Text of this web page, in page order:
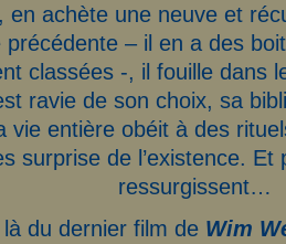
en achète une neuve et
précédente – il en a des
classées -, il fouille dans
ravie de son choix, sa
entière obéit à des
surprise de l’existence.
ressurgissent…
du dernier film deWim